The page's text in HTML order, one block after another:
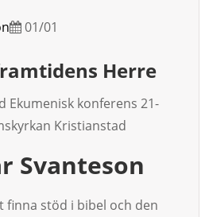
01/01
Herre
Ekumenisk konferens 21-
Kristianstad
Svanteson
finna stöd i bibel och den